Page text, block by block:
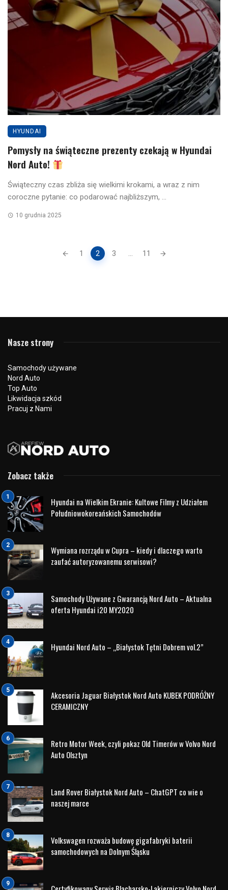
HYUNDAI
Pomysły na świąteczne prezenty czekają w Hyundai
Nord Auto!
Świąteczny czas zbliża się wielkimi krokami, a wraz z nim
coroczne pytanie: co podarować najbliższym, ...
10 grudnia 2025
1 2 3 ... 11
Nasze strony
Samochody używane
Nord Auto
Top Auto
Likwidacja szkód
Pracuj z Nami
Zobacz także
Hyundai na Wielkim Ekranie: Kultowe Filmy z Udziałem
Południowokoreańskich Samochodów
Wymiana rozrządu w Cupra – kiedy i dlaczego warto
zaufać autoryzowanemu serwisowi?
Samochody Używane z Gwarancją Nord Auto – Aktualna
oferta Hyundai i20 MY2020
Hyundai Nord Auto – „Białystok Tętni Dobrem vol.2”
Akcesoria Jaguar Białystok Nord Auto KUBEK PODRÓŻNY
CERAMICZNY
Retro Motor Week, czyli pokaz Old Timerów w Volvo Nord
Auto Olsztyn
Land Rover Białystok Nord Auto – ChatGPT co wie o
naszej marce
Volkswagen rozważa budowę gigafabryki baterii
samochodowych na Dolnym Śląsku